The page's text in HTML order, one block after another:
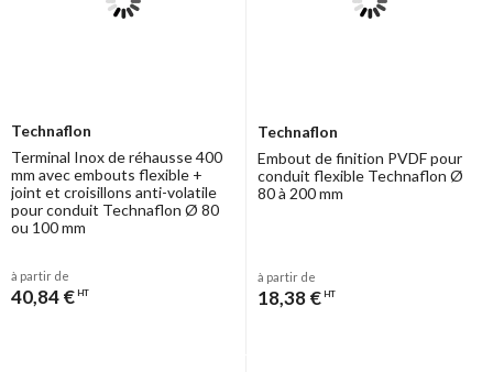
Technaflon
Terminal Inox de réhausse 400
mm avec embouts flexible +
joint et croisillons anti-volatile
pour conduit Technaflon Ø 80
ou 100 mm
à partir de
40,84 € HT
Technaflon
Embout de finition PVDF pour
conduit flexible Technaflon Ø
80 à 200 mm
à partir de
18,38 € HT